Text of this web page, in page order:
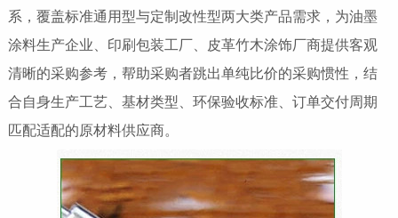
系，覆盖标准通用型与定制改性型两大类产品需求，为油墨
涂料生产企业、印刷包装工厂、皮革竹木涂饰厂商提供客观
清晰的采购参考，帮助采购者跳出单纯比价的采购惯性，结
合自身生产工艺、基材类型、环保验收标准、订单交付周期
匹配适配的原材料供应商。